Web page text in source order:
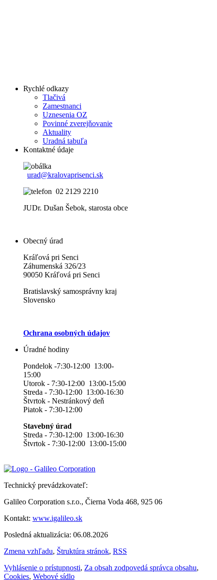
Rychlé odkazy
Tlačivá
Zamestnanci
Uznesenia OZ
Povinné zverejňovanie
Aktuality
Uradná tabuľa
Kontaktné údaje
urad@kralovaprisenci.sk
02 2129 2210
JUDr. Dušan Šebok, starosta obce
Obecný úrad
Kráľová pri Senci
Záhumenská 326/23
90050 Kráľová pri Senci
Bratislavský samosprávny kraj
Slovensko
Ochrana osobných údajov
Úradné hodiny
Pondelok -7:30-12:00 13:00-
15:00
Utorok - 7:30-12:00 13:00-15:00
Streda - 7:30-12:00 13:00-16:30
Štvrtok - Nestránkový deň
Piatok - 7:30-12:00
Stavebný úrad
Streda - 7:30-12:00 13:00-16:30
Štvrtok - 7:30-12:00 13:00-15:00
Technický prevádzkovateľ:
Galileo Corporation s.r.o., Čierna Voda 468, 925 06
Kontakt: www.igalileo.sk
Posledná aktualizácia: 06.08.2026
Zmena vzhľadu, Štruktúra stránok, RSS
Vyhlásenie o prístupnosti, Za obsah zodpovedá správca obsahu,
Cookies, Webové sídlo